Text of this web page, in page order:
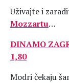
Uživajte i
Mozzartu…
DINAMO
1,80
Modri čekaju